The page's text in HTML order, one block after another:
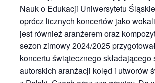
Nauk o Edukacji Uniwersytetu
oprócz licznych koncertów jako
jest również aranżerem oraz
sezon zimowy 2024/2025
koncertu świątecznego składającego
autorskich aranżacji kolęd i utworów